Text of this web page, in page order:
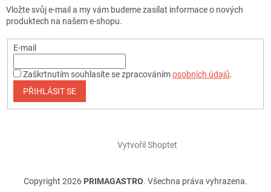
Vložte svůj e-mail a my vám budeme zasílat informace o nových
produktech na našem e-shopu.
E-mail
Zaškrtnutím souhlasíte se zpracovánímosobních údajů.
PŘIHLÁSIT SE
Vytvořil Shoptet
Copyright 2026 PRIMAGASTRO. Všechna práva vyhrazena.